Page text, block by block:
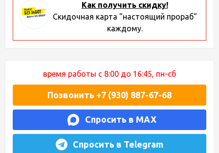
Как получить скидку!
Скидочная карта "настоящий прораб"
каждому.
время работы с 8:00 до 16:45, пн-сб
Позвонить +7 (930) 887-67-68
Спросить в MAX
Спросить в Telegram